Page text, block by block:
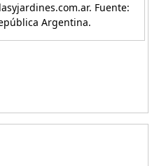
Fuente:
Argentina.